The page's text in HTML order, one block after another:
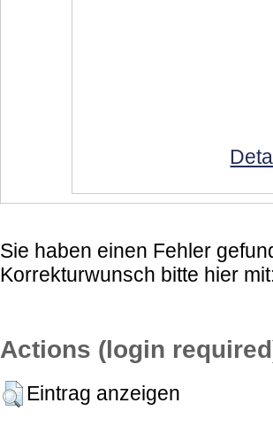
Sie haben einen Fehler
Korrekturwunsch bitte hier
Actions (login
Eintrag anzeigen